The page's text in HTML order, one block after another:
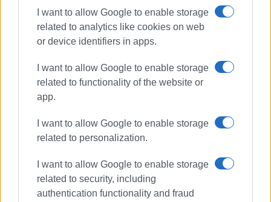
I want to allow Google to enable storage
related to analytics like cookies on web
or device identifiers in apps.
I want to allow Google to enable storage
related to functionality of the website or
app.
I want to allow Google to enable storage
related to personalization.
I want to allow Google to enable storage
related to security, including
authentication functionality and fraud